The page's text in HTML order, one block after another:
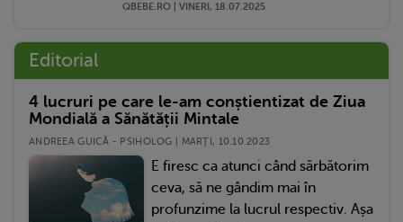
QBEBE.RO | VINERI, 18.07.2025
Editorial
4 lucruri pe care le-am conștientizat de Ziua
Mondială a Sănătății Mintale
ANDREEA GUICĂ - PSIHOLOG | MARŢI, 10.10.2023
E firesc ca atunci când sărbătorim
ceva, să ne gândim mai în
profunzime la lucrul respectiv. Așa